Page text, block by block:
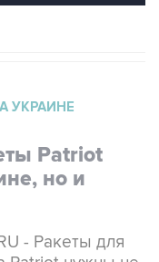
УКРАИНЕ
Patriot
но и
- Ракеты для